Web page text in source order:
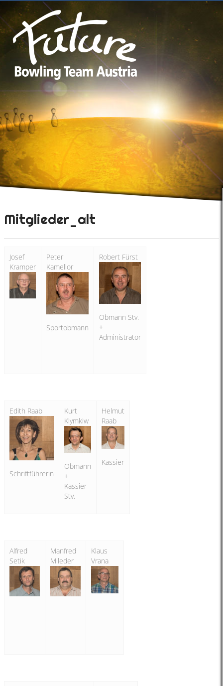
Mitglieder_alt
Josef
Kramper
Peter
Kamellor
Sportobmann
Robert Fürst
Obmann Stv.
+
Administrator
Edith Raab
Schriftführerin
Kurt
Klymkiw
Obmann
+
Kassier
Stv.
Helmut
Raab
Kassier
Alfred
Setik
Manfred
Mileder
Klaus
Vrana